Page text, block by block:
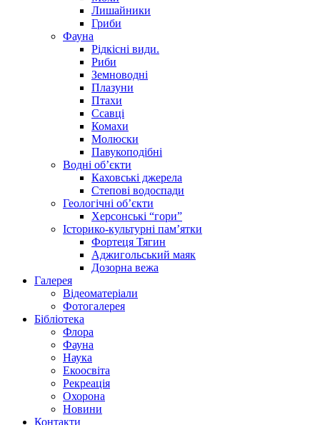
Лишайники
Гриби
Фауна
Рідкісні види.
Риби
Земноводні
Плазуни
Птахи
Ссавці
Комахи
Молюски
Павукоподібні
Водні об’єкти
Каховські джерела
Степові водоспади
Геологічні об’єкти
Херсонські “гори”
Історико-культурні пам’ятки
Фортеця Тягин
Аджигольський маяк
Дозорна вежа
Галерея
Відеоматеріали
Фотогалерея
Бібліотека
Флора
Фауна
Наука
Екоосвіта
Рекреація
Охорона
Новини
Контакти